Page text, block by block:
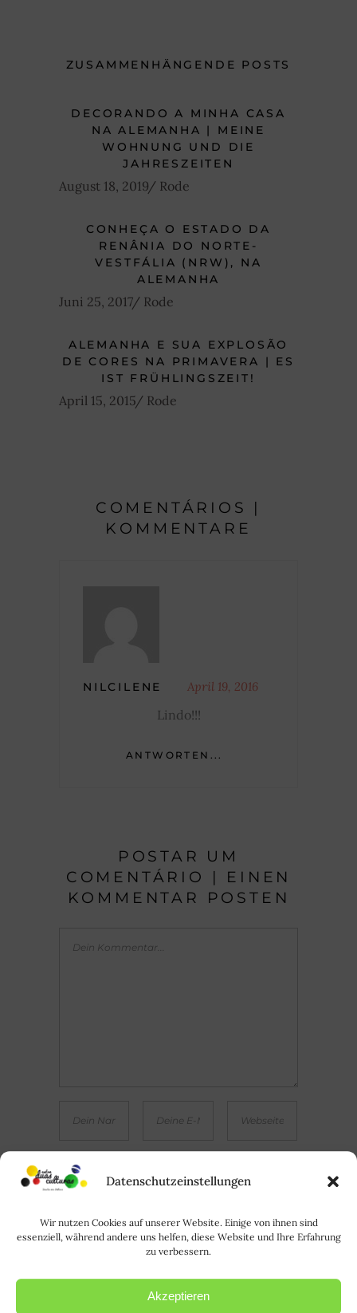
Datenschutzeinstellungen
Wir nutzen Cookies auf unserer Website. Einige von ihnen sind
essenziell, während andere uns helfen, diese Website und Ihre Erfahrung
zu verbessern.
Akzeptieren
ZUSAMMENHÄNGENDE POSTS
DECORANDO A MINHA CASA
NA ALEMANHA | MEINE
WOHNUNG UND DIE
JAHRESZEITEN
August 18, 2019 Rode
CONHEÇA O ESTADO DA
RENÂNIA DO NORTE-
VESTFÁLIA (NRW), NA
ALEMANHA
Juni 25, 2017 Rode
ALEMANHA E SUA EXPLOSÃO
DE CORES NA PRIMAVERA | ES
IST FRÜHLINGSZEIT!
April 15, 2015 Rode
COMENTÁRIOS |
KOMMENTARE
NILCILENE April 19, 2016
Lindo!!!
ANTWORTEN...
POSTAR UM
COMENTÁRIO | EINEN
KOMMENTAR POSTEN
browser até a próxima vez que eu comentar. | Meinen
speichern, bis ich das nächste Mal kommentiere.